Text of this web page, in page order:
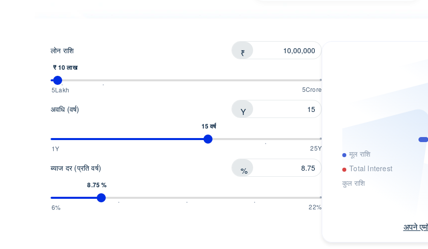
लोन राशि ₹
₹ 10 लाख
5Lakh 5Crore
अवधि (वर्ष) Y
15 वर्ष
1Y 25Y
ब्याज दर (प्रति वर्ष) %
8.75 %
6% 22%
मूल राशि
Total Interest
कुल राशि
अपने